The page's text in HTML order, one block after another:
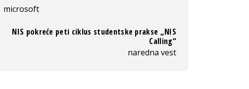
microsoft
NIS pokreće peti ciklus studentske prakse „NIS
Calling“
naredna vest